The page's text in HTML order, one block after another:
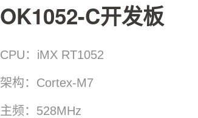
OK1052-C开发板
CPU：iMX RT1052
架构：Cortex-M7
主频：528MHz